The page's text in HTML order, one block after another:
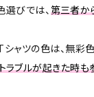
選びでは、第三者か
ャツの色は、無彩
ラブルが起きた時